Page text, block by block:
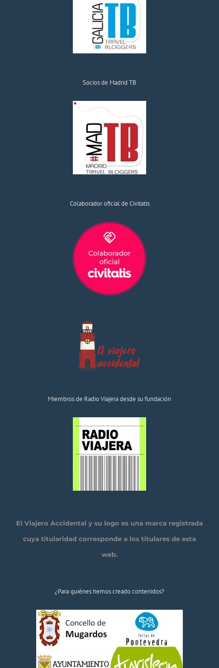
Socios de Madrid TB
Colaborador oficial de Civitatis
Miembros de Radio Viajera desde su fundación
El Viajero Accidental y su logo es una marca registrada
cuya titularidad corresponde a los titulares de esta
web.
¿Para quiénes hemos creado contenidos?